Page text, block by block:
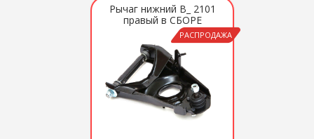
РАСПРОДАЖА
Рычаг нижний В_ 2101
правый в СБОРЕ